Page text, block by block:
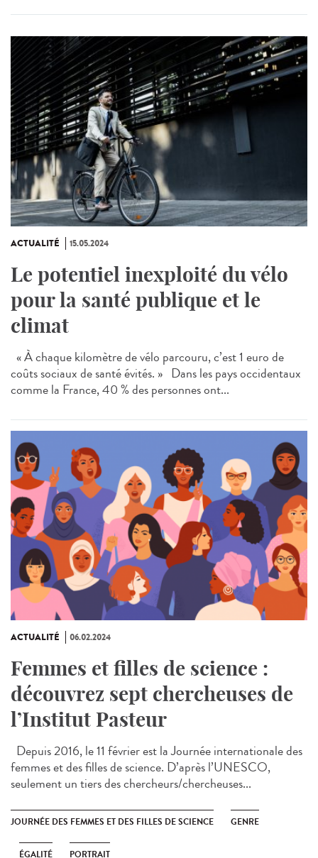
ACTUALITÉ 15.05.2024
Le potentiel inexploité du vélo
pour la santé publique et le
climat
« À chaque kilomètre de vélo parcouru, c’est 1 euro de
coûts sociaux de santé évités. » Dans les pays occidentaux
comme la France, 40 % des personnes ont...
ACTUALITÉ 06.02.2024
Femmes et filles de science :
découvrez sept chercheuses de
l’Institut Pasteur
Depuis 2016, le 11 février est la Journée internationale des
femmes et des filles de science. D’après l’UNESCO,
seulement un tiers des chercheurs/chercheuses...
JOURNÉE DES FEMMES ET DES FILLES DE SCIENCE GENRE
ÉGALITÉ PORTRAIT